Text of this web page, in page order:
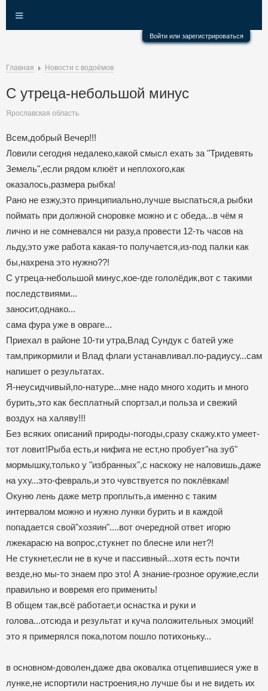
≡
Войти или зарегистрироваться
Главная Новости с водоёмов
С утреца-небольшой минус
Ярославская область
Всем,добрый Вечер!!!
Ловили сегодня недалеко,какой смысл ехать за "Тридевять
Земель",если рядом клюёт и неплохого,как
оказалось,размера рыбка!
Рано не езжу,это принципиально,лучше выспаться,а рыбки
поймать при должной сноровке можно и с обеда...в чём я
лично и не сомневался ни разу,а провести 12-ть часов на
льду,это уже работа какая-то получается,из-под палки как
бы,нахрена это нужно??!
С утреца-небольшой минус,кое-где гололёдик,вот с такими
последствиями...
заносит,однако...
сама фура уже в овраге...
Приехал в районе 10-ти утра,Влад Сундук с батей уже
там,прикормили и Влад флаги устанавливал.по-радиусу...сам
напишет о результатах.
Я-неусидчивый,по-натуре...мне надо много ходить и много
бурить,это как бесплатный спортзал,и польза и свежий
воздух на халяву!!!
Без всяких описаний природы-погоды,сразу скажу.кто умеет-
тот ловит!Рыба есть,и нифига не ест,но пробует"на зуб"
мормышку,только у "избранных",с наскоку не наловишь,даже
на уху...это-февраль,и это чувствуется по поклёвкам!
Окуню лень даже метр проплыть,а именно с таким
интервалом можно и нужно лунки бурить и в каждой
попадается свой"хозяин"....вот очередной ответ игорю
лжекарасю на вопрос,стукнет по блесне или нет?!
Не стукнет,если не в куче и пассивный...хотя есть почти
везде,но мы-то знаем про это! А знание-грозное оружие,если
правильно и вовремя его применить!
В общем так,всё работает,и оснастка и руки и
голова...отсюда и результат и куча положительных эмоций!
это я примерялся пока,потом пошло потихоньку...
в основном-доволен,даже два оковалка отцепившиеся уже в
лунке,не испортили настроения,но лучше бы и не видеть их